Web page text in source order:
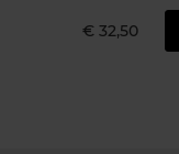
€ 32,50